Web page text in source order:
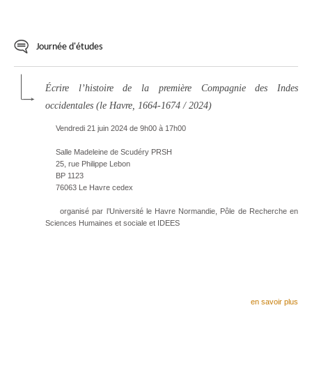
Journée d'études
Écrire l’histoire de la première Compagnie des Indes
occidentales (le Havre, 1664-1674 / 2024)
Vendredi 21 juin 2024 de 9h00 à 17h00
Salle Madeleine de Scudéry PRSH
25, rue Philippe Lebon
BP 1123
76063 Le Havre cedex
organisé par l’Université le Havre Normandie, Pôle de Recherche en
Sciences Humaines et sociale et IDEES
en savoir plus